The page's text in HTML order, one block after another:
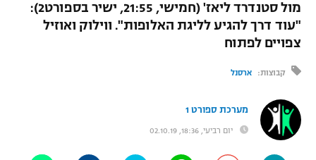
לוח שידורים
ברחבה
"מעל הליגה" – פודקאסט
הפועל חיפה
בני יהודה
ליגה סינית
ליגה ברזילאית
ליגות נוספות
ג'ודו
אגרוף
ספורט אולימפי
UFC
היאבקות WWE
מול סטנדרד ליאז' (חמישי, 21:55, ישיר בספורט2):
"עוד דרך להגיע לליגת האלופות". ווילוק ואוזיל
צפויים לפתוח
קבוצות: ארסנל
מערכת ספורט 1
יום רביעי, 18:36, 02.10.19